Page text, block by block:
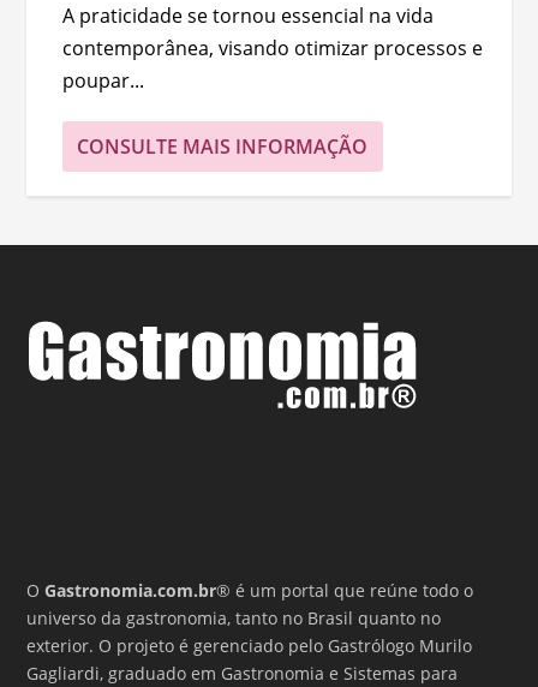
A praticidade se tornou essencial na vida
contemporânea, visando otimizar processos e
poupar...
CONSULTE MAIS INFORMAÇÃO
OGastronomia.com.br® é um portal que reúne todo o
universo da gastronomia, tanto no Brasil quanto no
exterior. O projeto é gerenciado pelo Gastrólogo Murilo
Gagliardi, graduado em Gastronomia e Sistemas para